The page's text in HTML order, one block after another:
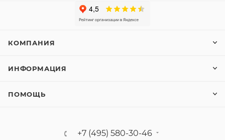
КОМПАНИЯ
ИНФОРМАЦИЯ
ПОМОЩЬ
+7 (495) 580-30-46